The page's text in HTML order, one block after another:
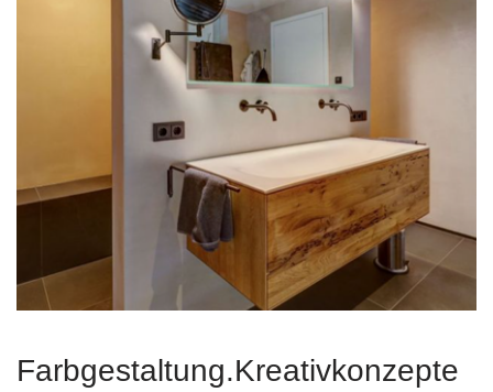
Farbgestaltung.Kreativkonzepte